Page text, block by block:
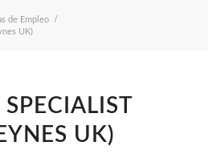
de Empleo
/
UK)
UK)